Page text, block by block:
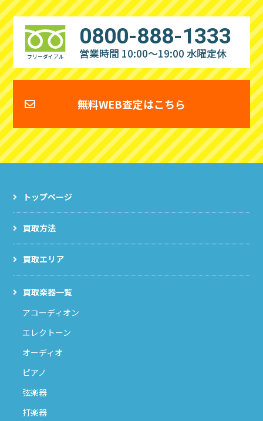
フリーダイアル
0800-888-1333
営業時間 10:00～19:00 水曜定休
無料WEB査定はこちら
トップページ
買取方法
買取エリア
買取楽器一覧
アコーディオン
エレクトーン
オーディオ
ピアノ
弦楽器
打楽器